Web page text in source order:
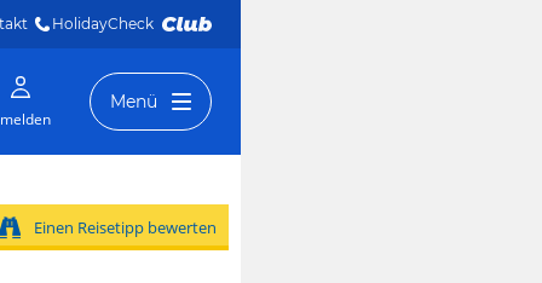
HolidayCheck
Menü
Einen Reisetipp bewerten